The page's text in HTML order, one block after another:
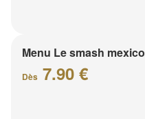
Menu Le smash mexico
Dès 7.90 €